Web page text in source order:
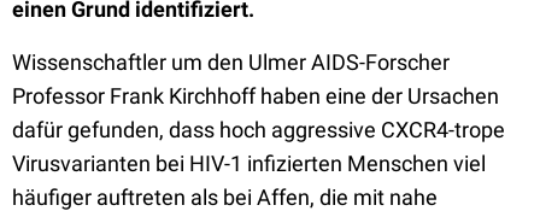
einen Grund identifiziert.
Wissenschaftler um den Ulmer AIDS-Forscher
Professor Frank Kirchhoff haben eine der Ursachen
dafür gefunden, dass hoch aggressive CXCR4-trope
Virusvarianten bei HIV-1 infizierten Menschen viel
häufiger auftreten als bei Affen, die mit nahe